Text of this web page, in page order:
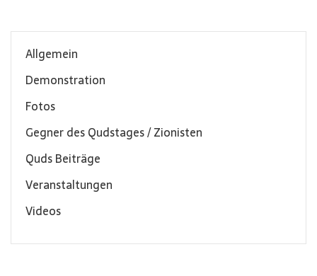
Allgemein
Demonstration
Fotos
Gegner des Qudstages / Zionisten
Quds Beiträge
Veranstaltungen
Videos